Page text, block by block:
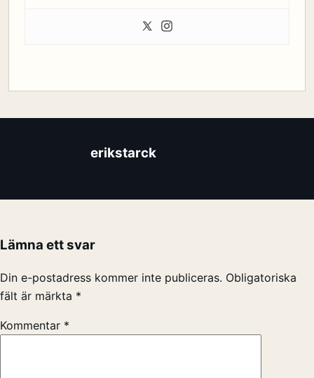
erikstarck
Lämna ett svar
Din e-postadress kommer inte publiceras. Obligatoriska
fält är märkta *
Kommentar *